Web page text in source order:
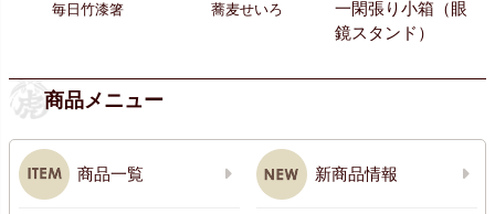
毎日竹漆箸 蕎麦せいろ
一閑張り小箱（眼
鏡スタンド）
商品メニュー
商品一覧 新商品情報